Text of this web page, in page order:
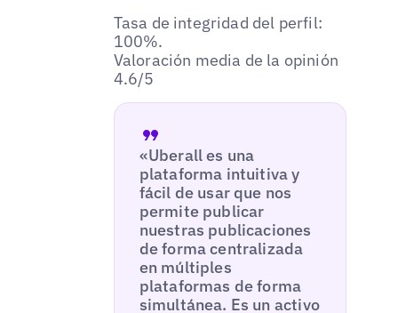
Tasa de integridad del perfil:
100%.
Valoración media de la opinión
4.6/5
«Uberall es una
plataforma intuitiva y
fácil de usar que nos
permite publicar
nuestras publicaciones
de forma centralizada
en múltiples
plataformas de forma
simultánea. Es un activo